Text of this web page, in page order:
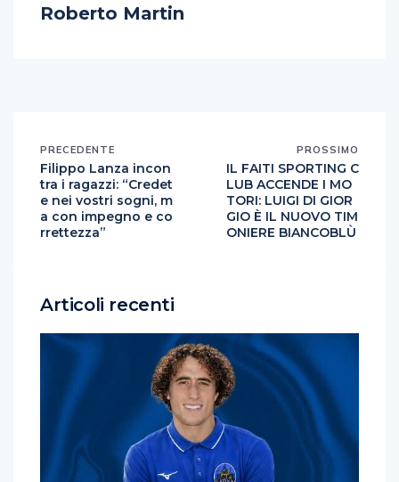
Roberto Martin
PRECEDENTE
Filippo Lanza incon
tra i ragazzi: “Credet
e nei vostri sogni, m
a con impegno e co
rrettezza”
PROSSIMO
IL FAITI SPORTING C
LUB ACCENDE I MO
TORI: LUIGI DI GIOR
GIO È IL NUOVO TIM
ONIERE BIANCOBLÙ
Articoli recenti